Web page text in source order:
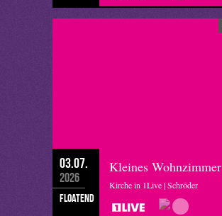
03.07.
2026
floatend
Kleines Wohnzimmer
Kirche in 1Live | Schröder